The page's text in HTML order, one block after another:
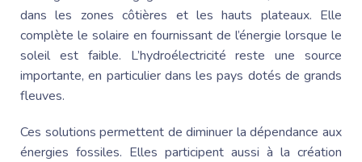
dans les zones côtières et les hauts plateaux. Elle
complète le solaire en fournissant de l’énergie lorsque le
soleil est faible. L’hydroélectricité reste une source
importante, en particulier dans les pays dotés de grands
fleuves.
Ces solutions permettent de diminuer la dépendance aux
énergies fossiles. Elles participent aussi à la création